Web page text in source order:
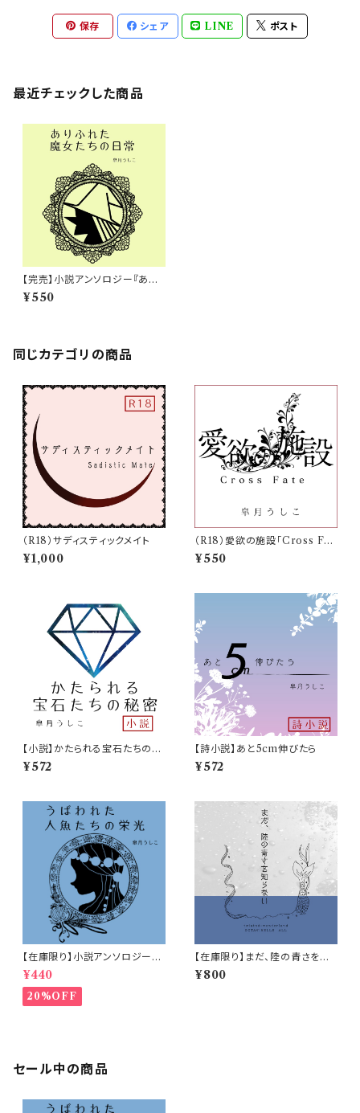
保存 シェア LINE ポスト
最近チェックした商品
【完売】小説アンソロジー『あり
ふれた魔女たちの日常』
¥550
同じカテゴリの商品
（R18）サディスティックメイト
¥1,000
（R18）愛欲の施設「Cross Fat
e」
¥550
【小説】かたられる宝石たちの秘
密
¥572
【詩小説】あと5cm伸びたら
¥572
【在庫限り】小説アンソロジー
「うばわれた人魚たちの栄光」
¥440
20%OFF
【在庫限り】まだ、陸の青さを知
らない
¥800
セール中の商品